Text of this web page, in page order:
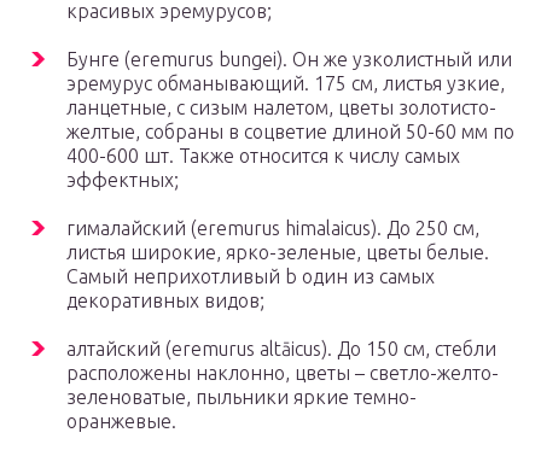
красивых эремурусов;
Бунге (eremurus bungei). Он же узколистный или
эремурус обманывающий. 175 см, листья узкие,
ланцетные, с сизым налетом, цветы золотисто-
желтые, собраны в соцветие длиной 50-60 мм по
400-600 шт. Также относится к числу самых
эффектных;
гималайский (eremurus himalaicus). До 250 см,
листья широкие, ярко-зеленые, цветы белые.
Самый неприхотливый b один из самых
декоративных видов;
алтайский (eremurus altāicus). До 150 см, стебли
расположены наклонно, цветы – светло-желто-
зеленоватые, пыльники яркие темно-
оранжевые.